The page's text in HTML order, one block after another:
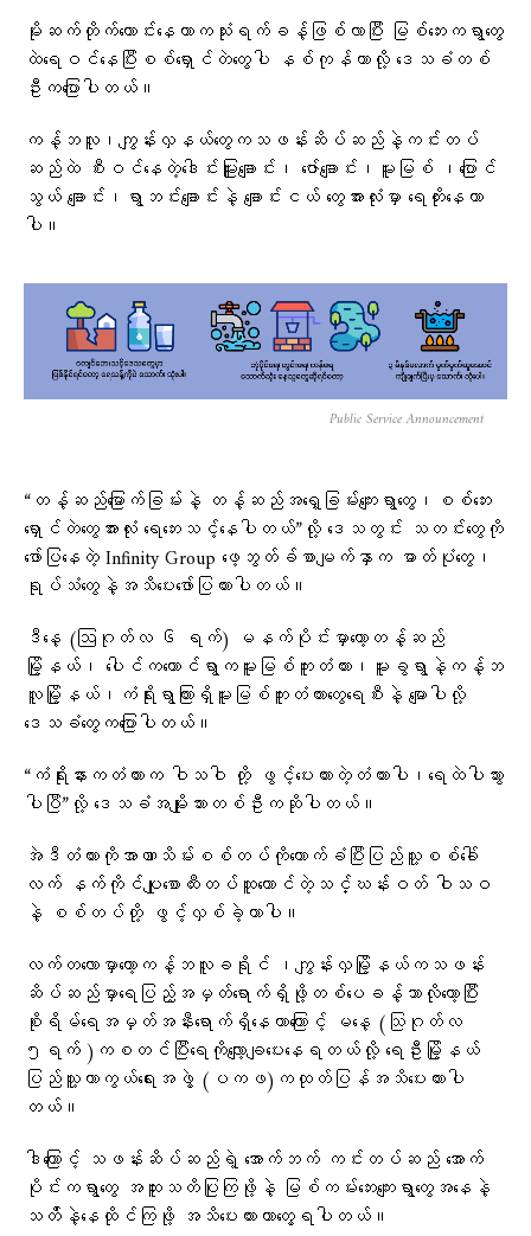
မိုးဆက်တိုက်ကောင်းနေတာကသုံးရက်ခန့်ဖြစ်လာပြီး မြစ်ဘေးကရွာတွေ
ထဲရေဝင်နေပြီးစစ်ရှောင်တဲတွေပါ နစ်ကုန်တာလို့ ဒေသခံတစ်
ဦးကပြောပါတယ်။
ကန့်ဘလူ၊ကျွန်းလှနယ်တွေကသဖန်းဆိပ်ဆည်နဲ့ကင်းတပ်
ဆည်ထဲ စီးဝင်နေတဲ့ဒေါင်းမြူးချောင်း၊ ဇော်ချောင်း၊မူးမြစ် ၊ပြောင်
သွယ် ချောင်း၊ရွာဘင်းချောင်းနဲ့ ချောင်းငယ် တွေအားလုံးမှာ ရေတိုးနေတာ
ပါ။
Public Service Announcement
“တန့်ဆည်​မြောက်ခြမ်းနဲ့ တန့်ဆည်အ​ရှေ့ခြမ်း​ကျေးရွာ​တွေ၊စစ်​ဘေး​
ရှောင်တဲ​တွေအားလုံး ​ရေ​ဘေးသင့်နေပါတယ်”လို့ ဒေသတွင်း သတင်းတွေကို
ဖော်ပြနေတဲ့ Infinity Group ဖေ့ဘွတ်ခ်စာမျက်နှာက ဓာတ်ပုံတွေ၊
ရုပ်သံတွေနဲ့အသိပေးဖော်ပြထားပါတယ်။
ဒီနေ့ (ဩဂုတ်လ ၆ ရက်) မနက်ပိုင်းမှာတော့တန့်ဆည်
မြို့နယ်၊ ပေါင်ကတောင်ရွာကမူးမြစ်ကူးတံတား၊မူးခွရွာနဲ့ကန့်ဘ
လူမြို့နယ်၊ကံရိုးရွာကြားရှိမူးမြစ်ကူးတံတားတွေရေစီးနဲ့ မျောပါလို့
ဒေသခံတွေကပြောပါတယ်။
“ကံရိုးနားကတံတားက ဝါသဝါ တို့ ဖွင့်ပေးထားတဲ့တံတားပါ၊ရေထဲပါသွား
ပါပြီ”လို့ ဒေသခံအမျိုးသားတစ်ဦးကဆိုပါတယ်။
အဲဒီတံတားကိုအာဏာသိမ်းစစ်တပ်ကိုထောက်ခံပြီးပြည်သူ့စစ်ခေါ်
လက် နက်ကိုင်ပျုစောထီးတပ်ထူထောင်တဲ့သင်္ဃန်းဝတ် ဝါသဝ
နဲ့ စစ်တပ်တို့ ဖွင့်လှစ်ခဲ့တာပါ။
လက်တလောမှာတော့ကန့်ဘလူခရိုင် ၊ကျွန်းလှမြို့နယ်ကသဖန်း
ဆိပ်ဆည်မှာရေပြည့်အမှတ်ရောက်ရှိဖို့တစ်ပေခန့်သာလိုတော့ပြီး
စိုးရိမ်ရေအမှတ်အနီးရောက်ရှိနေတာကြောင့် မနေ့ (သြဂုတ်လ
၅ရက် )ကစတင်ပြီးရေကိုလျော့ချပေးနေရတယ်လို့ ရေဦးမြို့နယ်
ပြည်သူ့ကာကွယ်ရေးအဖွဲ့ (ပကဖ)ကထုတ်ပြန်အသိပေးထားပါ
တယ်။
ဒါကြောင့် သဖန်းဆိပ်ဆည်ရဲ့ အောက်ဘက် ကင်းတပ်ဆည် အောက်
ပိုင်းကရွာတွေ အထူးသတိပြုကြဖို့နဲ့ မြစ်ကမ်းဘေးကျေးရွာတွေအနေနဲ့
သတ်ိနဲ့နေထိုင်ကြဖို့ အသိပေးထားတာတွေ့ရပါတယ်။